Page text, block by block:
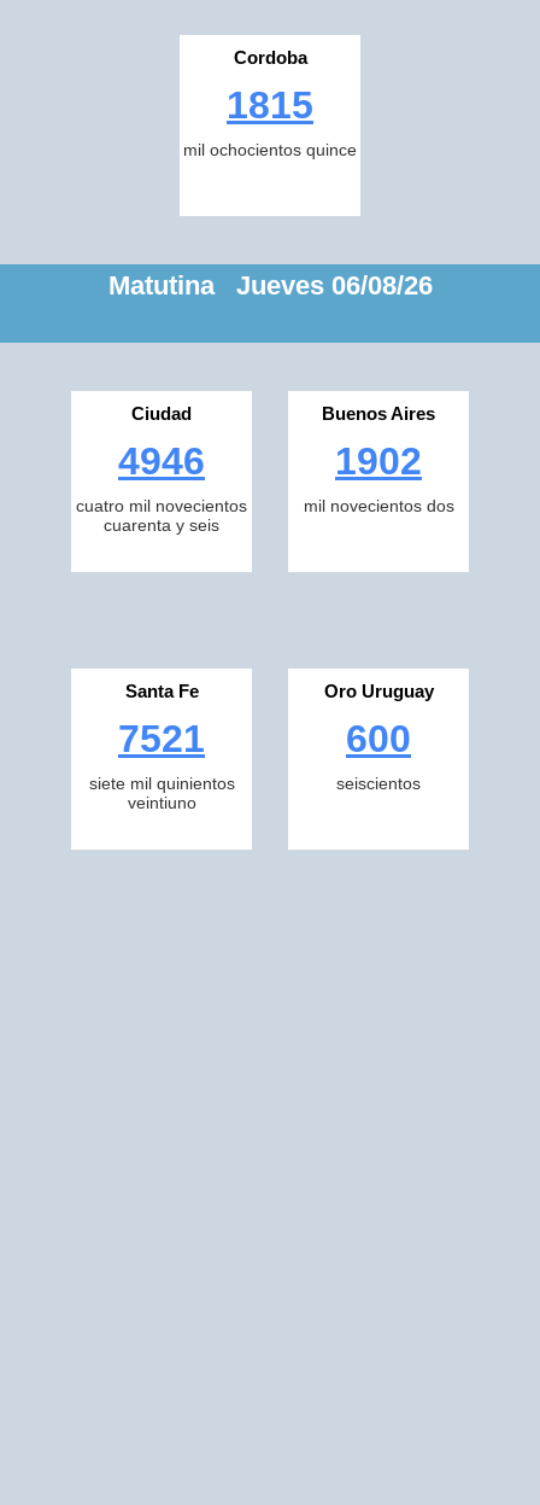
Cordoba
1815
mil ochocientos quince
Matutina Jueves 06/08/26
Ciudad
4946
cuatro mil novecientos
cuarenta y seis
Buenos Aires
1902
mil novecientos dos
Santa Fe
7521
siete mil quinientos
veintiuno
Oro Uruguay
600
seiscientos